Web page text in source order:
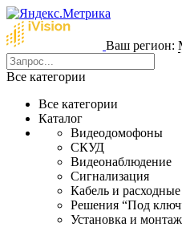
Ваш регион:
Все категории
Все категории
Каталог
Видеодомофоны
СКУД
Видеонаблюдение
Сигнализация
Кабель и
Решения “Под
Установка и монтаж